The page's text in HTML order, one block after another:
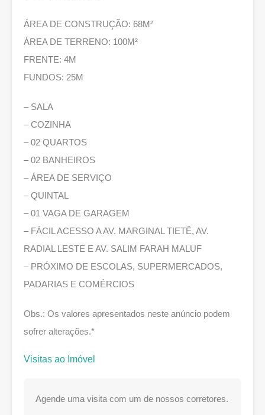
ÁREA DE CONSTRUÇÃO: 68M²
ÁREA DE TERRENO: 100M²
FRENTE: 4M
FUNDOS: 25M
– SALA
– COZINHA
– 02 QUARTOS
– 02 BANHEIROS
– ÁREA DE SERVIÇO
– QUINTAL
– 01 VAGA DE GARAGEM
– FÁCIL ACESSO A AV. MARGINAL TIETÊ, AV.
RADIAL LESTE E AV. SALIM FARAH MALUF
– PRÓXIMO DE ESCOLAS, SUPERMERCADOS,
PADARIAS E COMÉRCIOS
Obs.: Os valores apresentados neste anúncio podem
sofrer alterações.*
Visitas ao Imóvel
Agende uma visita com um de nossos corretores.